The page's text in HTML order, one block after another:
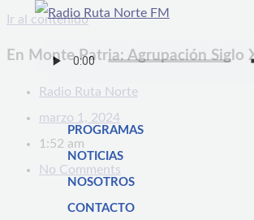
Ir al contenido
PROGRAMAS
NOTICIAS
NOSOTROS
CONTACTO
En Monte Patria: Agrupación Siglo
Radio Ruta Norte
marzo 1, 2024
1:52 am
No Comments